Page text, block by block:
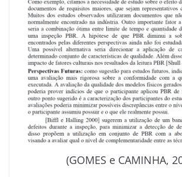
(GOMES e CAMINHA,